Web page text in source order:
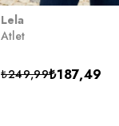
Lela
Atlet
₺187,49
₺249,99